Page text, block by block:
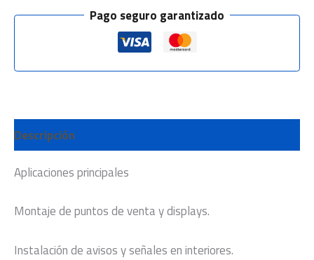
Pago seguro garantizado
Descripción
Aplicaciones principales
Montaje de puntos de venta y displays.
Instalación de avisos y señales en interiores.